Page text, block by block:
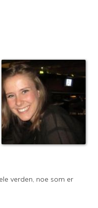
verden, noe som er